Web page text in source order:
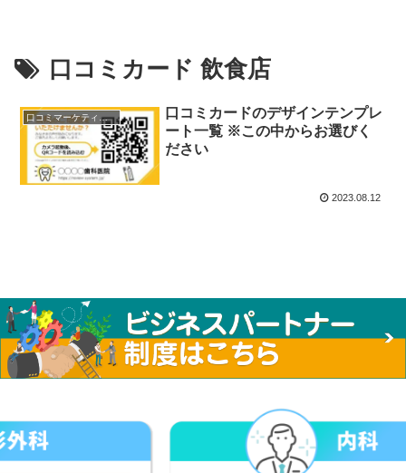
口コミカード 飲食店
口コミマーケティング
口コミカードのデザインテンプレ
ート一覧 ※この中からお選びく
ださい
2023.08.12